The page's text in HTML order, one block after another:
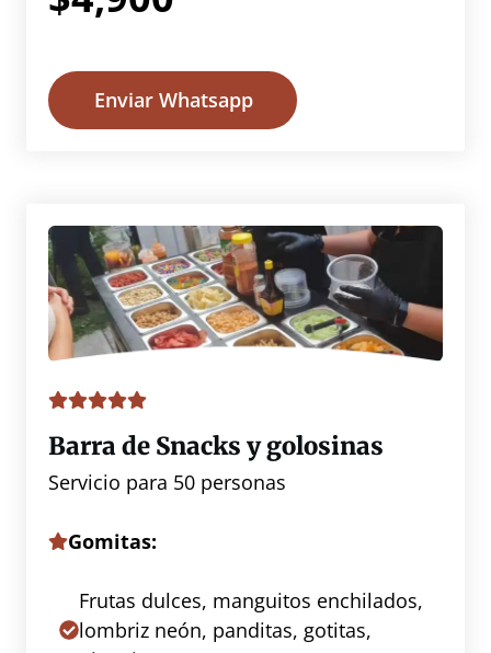
Enviar Whatsapp
Barra de Snacks y golosinas
Servicio para 50 personas
Gomitas:
Frutas dulces, manguitos enchilados,
lombriz neón, panditas, gotitas,